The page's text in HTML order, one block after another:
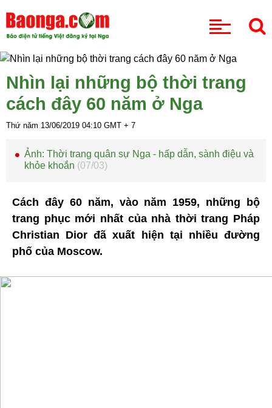
Nhìn lại những bộ thời trang
cách đây 60 năm ở Nga
Thứ năm 13/06/2019 04:10 GMT + 7
Ảnh: Thời trang quân sự Nga - hấp dẫn, sành điệu và
khỏe khoắn (07/03)
Cách đây 60 năm, vào năm 1959, những bộ
trang phục mới nhất của nhà thời trang Pháp
Christian Dior đã xuất hiện tại nhiều đường
phố của Moscow.